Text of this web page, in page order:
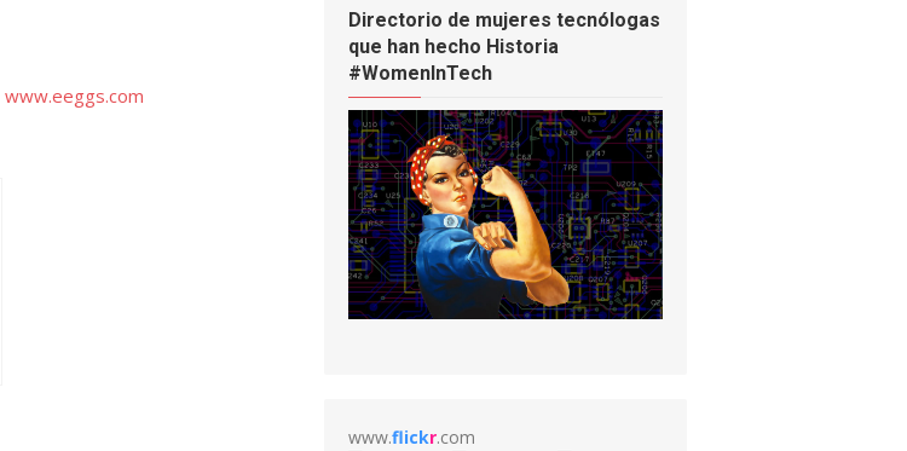
www.eeggs.com
Directorio de mujeres tecnólogas
que han hecho Historia
#WomenInTech
www.flickr.com